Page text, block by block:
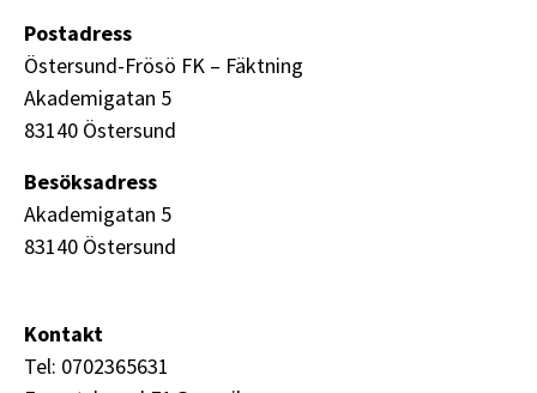
Postadress
Östersund-Frösö FK – Fäktning
Akademigatan 5
83140 Östersund
Besöksadress
Akademigatan 5
83140 Östersund
Kontakt
Tel: 0702365631